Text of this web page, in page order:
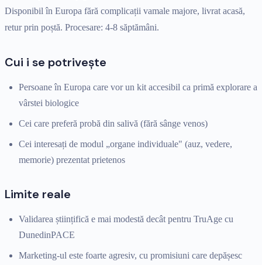
Disponibil în Europa fără complicații vamale majore, livrat acasă,
retur prin poștă. Procesare: 4-8 săptămâni.
Cui i se potrivește
Persoane în Europa care vor un kit accesibil ca primă explorare a
vârstei biologice
Cei care preferă probă din salivă (fără sânge venos)
Cei interesați de modul „organe individuale" (auz, vedere,
memorie) prezentat prietenos
Limite reale
Validarea științifică e mai modestă decât pentru TruAge cu
DunedinPACE
Marketing-ul este foarte agresiv, cu promisiuni care depășesc